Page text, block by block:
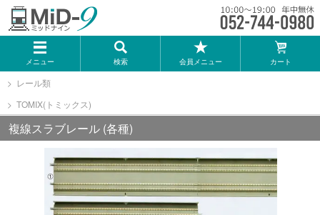
メニュー 検索 会員メニュー カート
メーカー一覧
TOMIX
KATO
GREENMAX
トミーテック
レール類
TOMIX(トミックス)
複線スラブレール (各種)